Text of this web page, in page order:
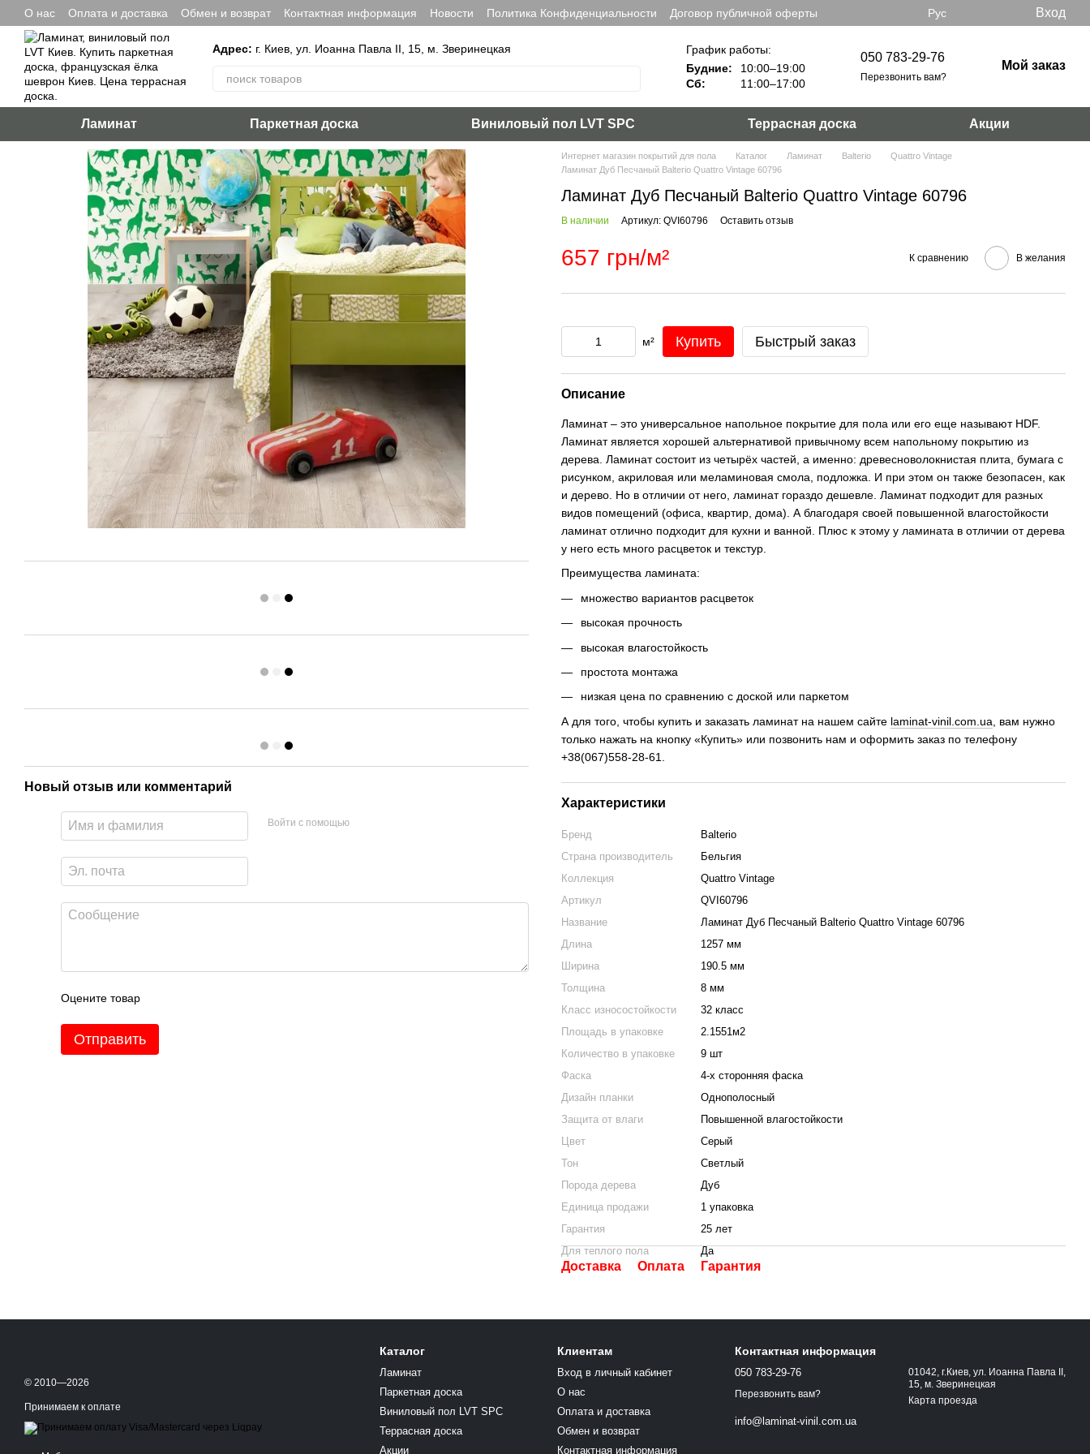
Перейти к основному контенту
О нас Оплата и доставка Обмен и возврат Контактная информация Новости Политика Конфиденциальности Договор публичной оферты Рус Вход
Адрес: г. Киев, ул. Иоанна Павла ІІ, 15, м. Зверинецкая
График работы:
Будние:
10:00–19:00
Сб:
11:00–17:00
050 783-29-76
Перезвонить вам?
Мой заказ
Ламинат Паркетная доска Виниловый пол LVT SPC Террасная доска Акции
Новый отзыв или комментарий
Войти с помощью
Оцените товар
Отправить
Интернет магазин покрытий для пола Каталог Ламинат Balterio
Quattro Vintage
Ламинат Дуб Песчаный Balterio Quattro Vintage 60796
Ламинат Дуб Песчаный Balterio Quattro Vintage 60796
В наличии Артикул: QVI60796 Оставить отзыв
657 грн/м² К сравнению В желания
м² Купить Быстрый заказ
Описание
Ламинат – это универсальное напольное покрытие для пола или его еще называют HDF.
Ламинат является хорошей альтернативой привычному всем напольному покрытию из
дерева. Ламинат состоит из четырёх частей, а именно: древесноволокнистая плита, бумага с
рисунком, акриловая или меламиновая смола, подложка. И при этом он также безопасен, как
и дерево. Но в отличии от него, ламинат гораздо дешевле. Ламинат подходит для разных
видов помещений (офиса, квартир, дома). А благодаря своей повышенной влагостойкости
ламинат отлично подходит для кухни и ванной. Плюс к этому у ламината в отличии от дерева
у него есть много расцветок и текстур.
Преимущества ламината:
множество вариантов расцветок
высокая прочность
высокая влагостойкость
простота монтажа
низкая цена по сравнению с доской или паркетом
А для того, чтобы купить и заказать ламинат на нашем сайте laminat-vinil.com.ua , вам нужно
только нажать на кнопку «Купить» или позвонить нам и оформить заказ по телефону
+38(067)558-28-61.
Характеристики
Бренд
Balterio
Страна производитель
Бельгия
Коллекция
Quattro Vintage
Артикул
QVI60796
Название
Ламинат Дуб Песчаный Balterio Quattro Vintage 60796
Длина
1257 мм
Ширина
190.5 мм
Толщина
8 мм
Класс износостойкости
32 класс
Площадь в упаковке
2.1551м2
Количество в упаковке
9 шт
Фаска
4-х сторонняя фаска
Дизайн планки
Однополосный
Защита от влаги
Повышенной влагостойкости
Цвет
Серый
Тон
Светлый
Порода дерева
Дуб
Единица продажи
1 упаковка
Гарантия
25 лет
Для теплого пола
Да
Доставка Оплата Гарантия
© 2010—2026
Принимаем к оплате
Каталог
Ламинат
Паркетная доска
Виниловый пол LVT SPC
Террасная доска
Акции
Клиентам
Вход в личный кабинет
О нас
Оплата и доставка
Обмен и возврат
Контактная информация
Контактная информация
050 783-29-76
Перезвонить вам?
info@laminat-vinil.com.ua
01042, г.Киев, ул. Иоанна Павла ІІ,
15, м. Зверинецкая
Карта проезда